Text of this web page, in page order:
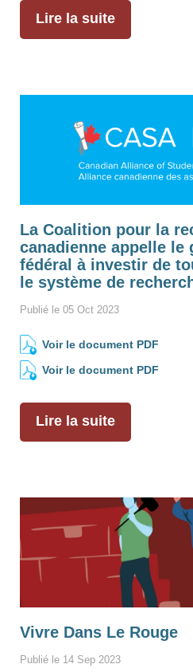
Lire la suite
La Coalition pour la
canadienne appelle le
fédéral à investir de
le système de
Publié le 05 Oct 2023
Voir le document PDF
Voir le document PDF
Lire la suite
Vivre Dans Le Rouge
Publié le 14 Sep 2023